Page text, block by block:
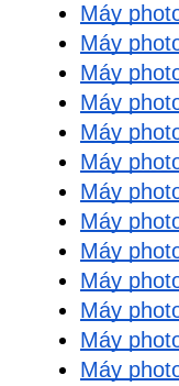
Máy
Máy
Máy
Máy
Máy
Máy
Máy
Máy
Máy
Máy
Máy
Máy
Máy